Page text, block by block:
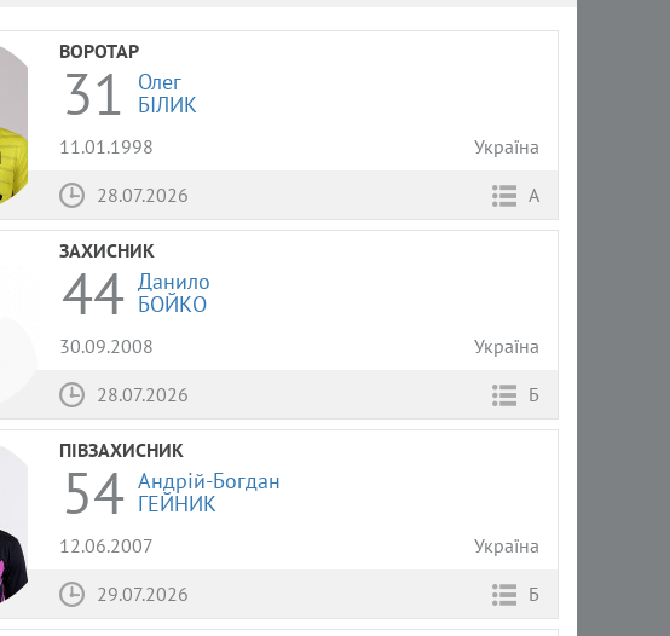
ВОРОТАР
31
Олег
БІЛИК
11.01.1998
Україна
28.07.2026
А
ЗАХИСНИК
44 Данило
БОЙКО
30.09.2008
Україна
28.07.2026
Б
ПІВЗАХИСНИК
54 Андрій-Богдан
ГЕЙНИК
12.06.2007
Україна
29.07.2026
Б